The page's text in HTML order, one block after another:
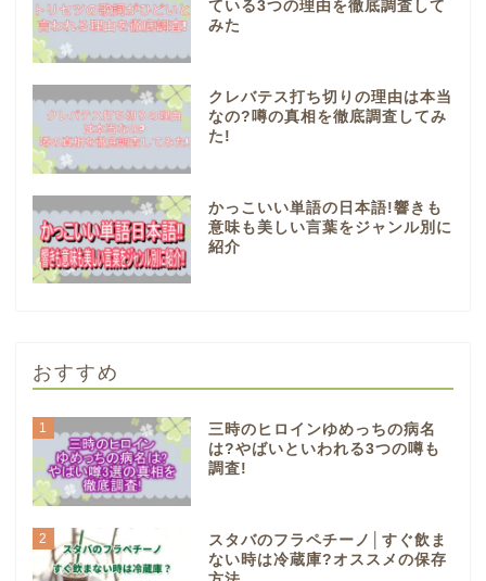
ている3つの理由を徹底調査して
みた
クレバテス打ち切りの理由は本当
なの?噂の真相を徹底調査してみ
た!
かっこいい単語の日本語!響きも
意味も美しい言葉をジャンル別に
紹介
おすすめ
1
三時のヒロインゆめっちの病名
は?やばいといわれる3つの噂も
調査!
2
スタバのフラペチーノ│すぐ飲ま
ない時は冷蔵庫?オススメの保存